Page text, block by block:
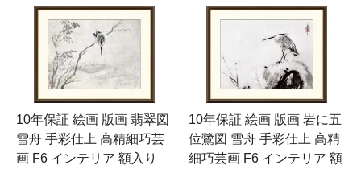
10年保証 絵画 版画 翡翠図
雪舟 手彩仕上 高精細巧芸
画 F6 インテリア 額入り
10年保証 絵画 版画 岩に五
位鷺図 雪舟 手彩仕上 高精
細巧芸画 F6 インテリア 額